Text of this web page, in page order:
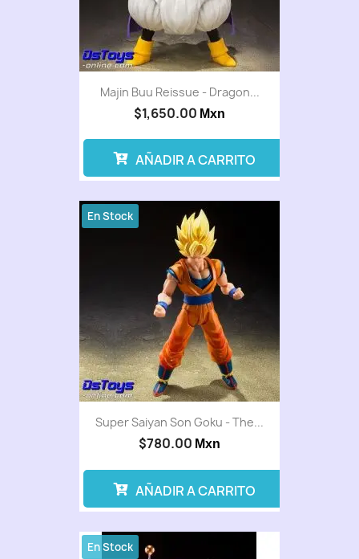
Majin Buu Reissue - Dragon...
$1,650.00 Mxn
AÑADIR A CARRITO
Super Saiyan Son Goku - The...
$780.00 Mxn
En Stock
AÑADIR A CARRITO
En Stock